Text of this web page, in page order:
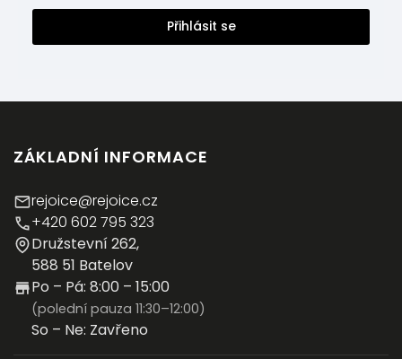
Přihlásit se
ZÁKLADNÍ INFORMACE
rejoice@rejoice.cz
+420 602 795 323
Družstevní 262,
588 51 Batelov
Po – Pá: 8:00 – 15:00
(polední pauza 11:30–12:00)
So – Ne: Zavřeno